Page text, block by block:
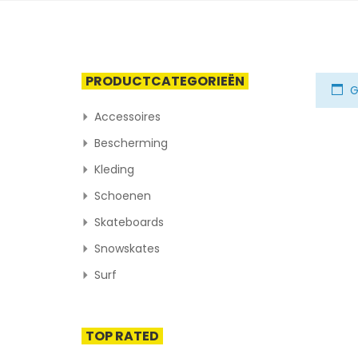
PRODUCTCATEGORIEËN
Accessoires
Bescherming
Kleding
Schoenen
Skateboards
Snowskates
Surf
TOP RATED